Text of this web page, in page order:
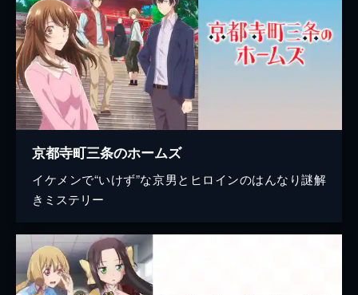
京都寺町三条のホームズ
イケメンで“いけず”な京男とヒロインのはんなり謎解
きミステリー